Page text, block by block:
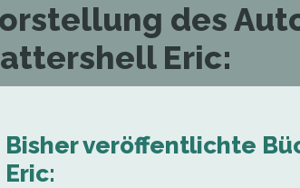
des
Eric:
Bisher veröffentlichte
Eric: